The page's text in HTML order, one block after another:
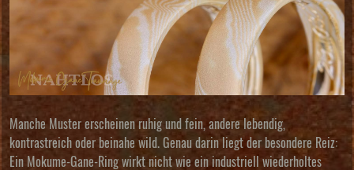
Manche Muster erscheinen ruhig und fein, andere lebendig,
kontrastreich oder beinahe wild. Genau darin liegt der besondere Reiz:
Ein Mokume-Gane-Ring wirkt nicht wie ein industriell wiederholtes